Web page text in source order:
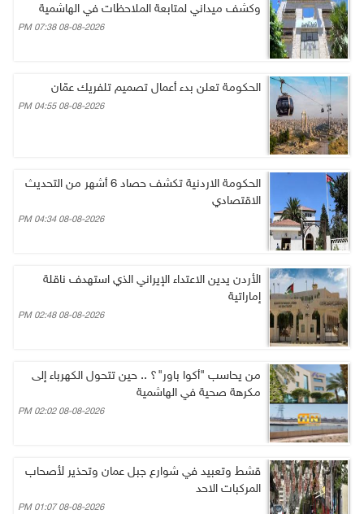
وكشف ميداني لمتابعة الملاحظات في الهاشمية
08-08-2026 07:38 PM
الحكومة تعلن بدء أعمال تصميم تلفريك عمّان
08-08-2026 04:55 PM
الحكومة الاردنية تكشف حصاد 6 أشهر من التحديث
الاقتصادي
08-08-2026 04:34 PM
الأردن يدين الاعتداء الإيراني الذي استهدف ناقلة
إماراتية
08-08-2026 02:48 PM
من يحاسب "أكوا باور"؟ .. حين تتحول الكهرباء إلى
مكرهة صحية في الهاشمية
08-08-2026 02:02 PM
قشط وتعبيد في شوارع جبل عمان وتحذير لأصحاب
المركبات الاحد
08-08-2026 01:07 PM